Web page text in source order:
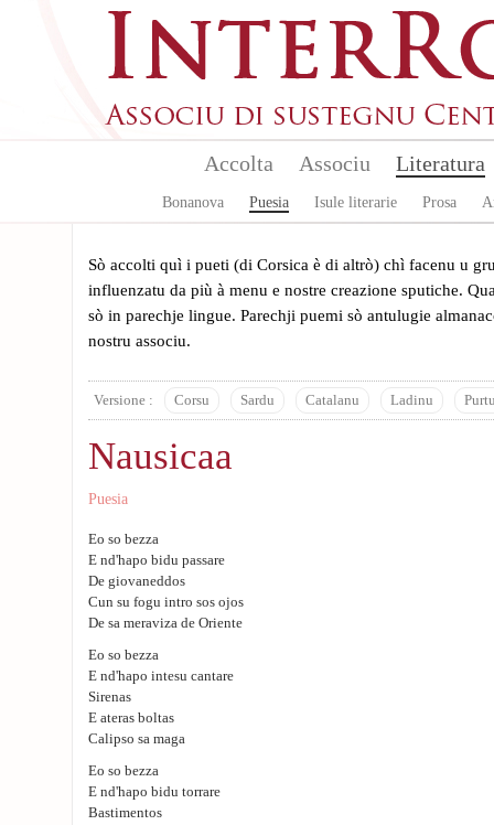
Accolta Associu Literatura
Bonanova Puesia Isule literarie Prosa
Sò accolti quì i pueti (di Corsica è di altrò) chì facenu u
influenzatu da più à menu e nostre creazione sputiche.
sò in parechje lingue. Parechji puemi sò antulugie
nostru associu.
Versione : Corsu Sardu Catalanu Ladinu
Nausicaa
Puesia
Eo so bezza
E nd'hapo bidu passare
De giovaneddos
Cun su fogu intro sos ojos
De sa meraviza de Oriente
Eo so bezza
E nd'hapo intesu cantare
Sirenas
E ateras boltas
Calipso sa maga
Eo so bezza
E nd'hapo bidu torrare
Bastimentos